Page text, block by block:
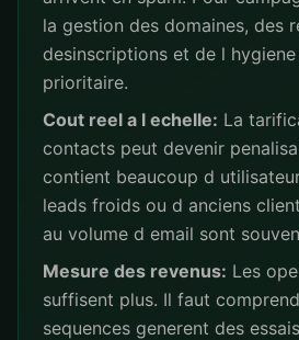
la gestion des domaines, des
desinscriptions et de l
prioritaire.
Cout reel a l echelle: La
contacts peut devenir
contient beaucoup d
leads froids ou d anciens
au volume d email sont
Mesure des revenus: Les
suffisent plus. Il faut
sequences generent des